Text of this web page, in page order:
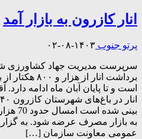
انار کازرون به بازار آمد
پرتو جنوب ۱۴۰۳-۰۸-۰۲
سرپرست مدیریت جهاد کشاورزی
برداشت انار
است و تا پایان آبان ماه ادامه دارد.
بینی
به بازار مصرف عرضه شود. به
عمومی معاونت سازمان […]